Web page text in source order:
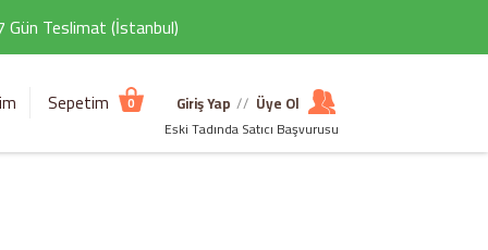
Gün Teslimat (İstanbul)
Sepetim 0 Giriş Yap // Üye Ol
Eski Tadında Satıcı Başvurusu